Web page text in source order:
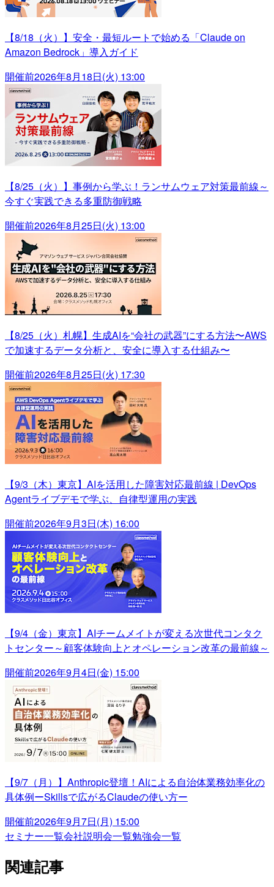
【8/18（火）】安全・最短ルートで始める「Claude on
Amazon Bedrock」導入ガイド
開催前2026年8月18日(火) 13:00
【8/25（火）】事例から学ぶ！ランサムウェア対策最前線～
今すぐ実践できる多重防御戦略
開催前2026年8月25日(火) 13:00
【8/25（火）札幌】生成AIを“会社の武器”にする方法〜AWS
で加速するデータ分析と、安全に導入する仕組み〜
開催前2026年8月25日(火) 17:30
【9/3（木）東京】AIを活用した障害対応最前線 | DevOps
Agentライブデモで学ぶ、自律型運用の実践
開催前2026年9月3日(木) 16:00
【9/4（金）東京】AIチームメイトが変える次世代コンタク
トセンター～顧客体験向上とオペレーション改革の最前線～
開催前2026年9月4日(金) 15:00
【9/7（月）】Anthropic登壇！AIによる自治体業務効率化の
具体例ーSkillsで広がるClaudeの使い方ー
開催前2026年9月7日(月) 15:00
セミナー一覧会社説明会一覧勉強会一覧
関連記事